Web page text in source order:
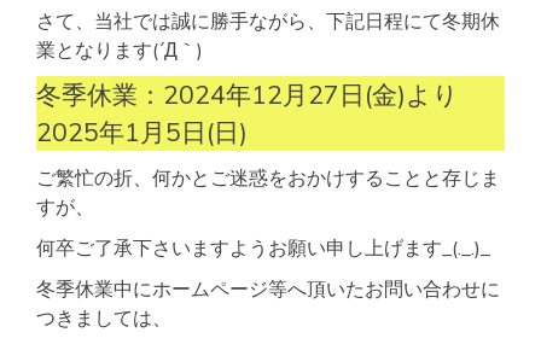
さて、当社では誠に勝手ながら、下記日程にて冬期休
業となります(´Д｀)
冬季休業：2024年12月27日(金)より
2025年1月5日(日)
ご繁忙の折、何かとご迷惑をおかけすることと存じま
すが、
何卒ご了承下さいますようお願い申し上げます_(._.)_
冬季休業中にホームページ等へ頂いたお問い合わせに
つきましては、